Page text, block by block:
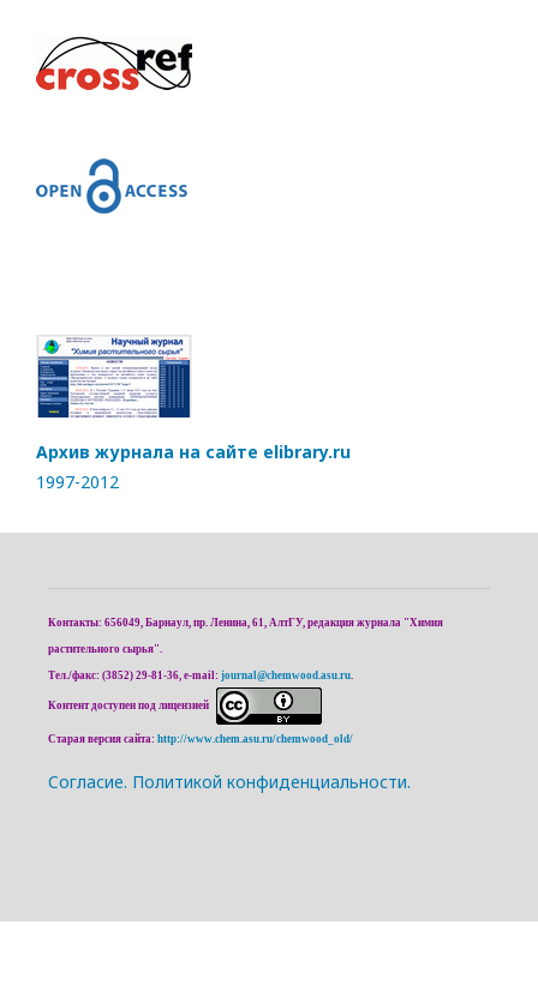
Архив журнала на сайте elibrary.ru
1997-2012
Контакты: 656049, Барнаул, пр. Ленина, 61, АлтГУ, редакция журнала "Химия
растительного сырья".
Тел./факс: (3852) 29-81-36, e-mail: journal@chemwood.asu.ru.
Контент доступен под лицензией
Старая версия сайта: http://www.chem.asu.ru/chemwood_old/
Cогласие. Политикой конфиденциальности.